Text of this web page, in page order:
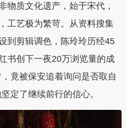
物质文化遗产，始于宋代，
工艺极为繁苛。从资料搜集
到剪辑调色，陈玲玲历经45
书创下一夜20万浏览量的成
竟被保安追着询问是否取自
定了继续前行的信心。